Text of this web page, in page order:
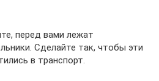
перед вами лежат
Сделайте так, чтобы эти
в транспорт.